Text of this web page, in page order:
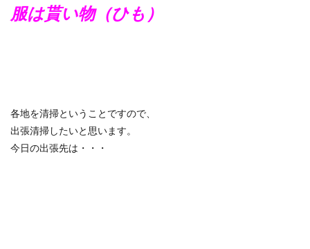
服は貰い物（ひも）
各地を清掃ということですので、
出張清掃したいと思います。
今日の出張先は・・・